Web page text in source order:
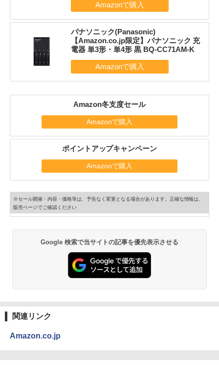
パナソニック(Panasonic)
【Amazon.co.jp限定】パナソニック 充
電器 単3形・単4形 黒 BQ-CC71AM-K
Amazon冬支度セール
Amazonで購入
ポイントアップキャンペーン
Amazonで購入
※セール開催・内容・価格等は、予告なく変更となる場合があります。正確な情報は、
販売ページでご確認ください
Google 検索で当サイトの記事を優先表示させる
関連リンク
Amazon.co.jp